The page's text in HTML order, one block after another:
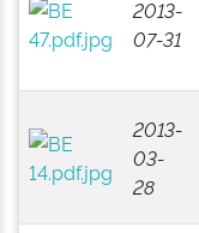
2013-
07-31
2013-
03-
28